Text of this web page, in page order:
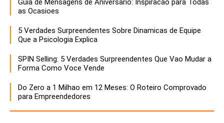
Guia de Mensagens de Aniversario: Inspiracao para Todas
as Ocasioes
5 Verdades Surpreendentes Sobre Dinamicas de Equipe
Que a Psicologia Explica
SPIN Selling: 5 Verdades Surpreendentes Que Vao Mudar a
Forma Como Voce Vende
Do Zero a 1 Milhao em 12 Meses: O Roteiro Comprovado
para Empreendedores